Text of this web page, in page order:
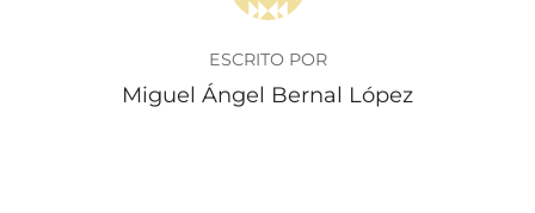
ESCRITO POR
Miguel Ángel Bernal López